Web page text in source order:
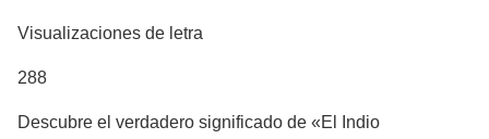
Visualizaciones de letra
288
Descubre el verdadero significado de «El Indio